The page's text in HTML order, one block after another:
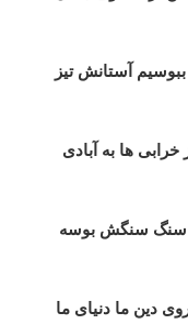
آستانش تيز
ها به آبادی
سنگش بوسه
دين ما دنيای ما